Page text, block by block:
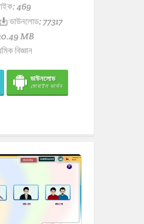
469
ডাউনলোড: 77317
MB
বিজ্ঞান
ডাউনলোড
মোবাইল ভার্সন